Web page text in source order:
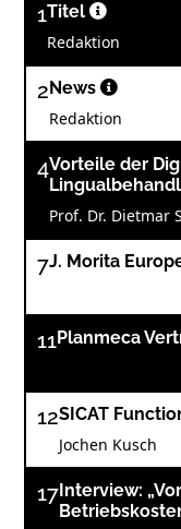
1Titel
Redaktion
2 News
Redaktion
4Vorteile der
Prof. Dr. Dietmar
7J. Morita
11Planmeca
12SICAT
Jochen Kusch
17 Interview: